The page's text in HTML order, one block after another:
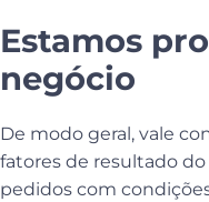
Estamos
negócio
De modo geral, vale
fatores de resultado
pedidos com